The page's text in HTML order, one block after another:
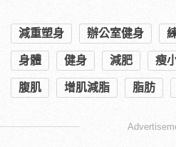
減重塑身 辦公室健身
身體 健身 減肥 瘦
腹肌 增肌減脂 脂肪